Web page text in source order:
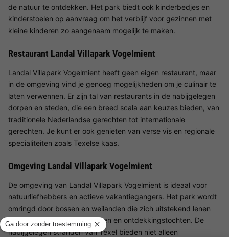
de natuur te ontdekken. Het park biedt ook kinderbedjes en
kinderstoelen op aanvraag om het verblijf voor gezinnen met
kleine kinderen zo aangenaam mogelijk te maken.
Restaurant Landal Villapark Vogelmient
Landal Villapark Vogelmient heeft geen eigen restaurant, maar
in de omgeving vind je genoeg mogelijkheden om je culinair te
laten verwennen. Er zijn tal van restaurants in de nabijgelegen
dorpen en steden, die een breed scala aan keuzes bieden, van
traditionele Nederlandse gerechten tot internationale
gerechten. Je kunt er ook genieten van verse vis en regionale
specialiteiten zoals Texelse kaas.
Omgeving Landal Villapark Vogelmient
De omgeving van Landal Villapark Vogelmient is ideaal voor
natuurliefhebbers en actieve vakantiegangers. Het park wordt
omringd door bossen en weilanden die zich uitstekend lenen
voor wandelingen, fietstochten en ontdekkingstochten. De
nabijgelegen stranden van Texel bieden niet alleen